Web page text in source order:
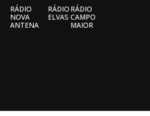
RÁDIO
NOVA
ANTENA
RÁDIO
ELVAS
RÁDIO
CAMPO
MAIOR